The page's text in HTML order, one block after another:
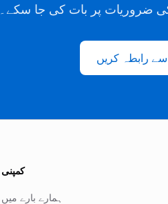
ضروریات پر بات کی جا سکے۔
رابطہ کریں
کمپنی
ہمارے بارے میں